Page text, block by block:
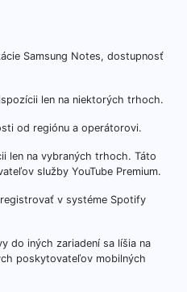
Samsung Notes, dostupnosť
len na niektorých trhoch.
od regiónu a operátorovi.
len na vybraných trhoch. Táto
služby YouTube Premium.
v systéme Spotify
do iných zariadení sa líšia na
poskytovateľov mobilných